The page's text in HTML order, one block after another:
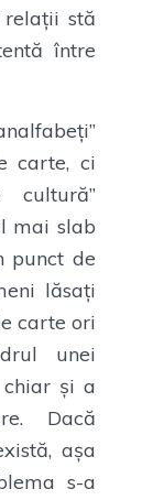
relații stă
între
carte, ci
cultură”
mai slab
punct de
lăsați
carte ori
unei
și a
Dacă
așa
s-a